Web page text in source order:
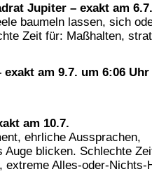
Jupiter – exakt am 6.7.
baumeln lassen, sich
Zeit für: Maßhalten,
am 9.7. um 6:06 Uhr
am 10.7.
ehrliche Aussprachen,
Auge blicken. Schlechte
extreme Alles-oder-Nichts-